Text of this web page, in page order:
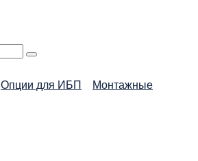
Опции для ИБП
Монтажные